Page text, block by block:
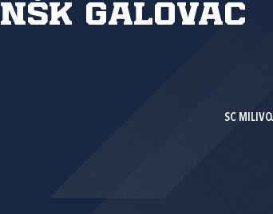
NŠK Galovac
SC